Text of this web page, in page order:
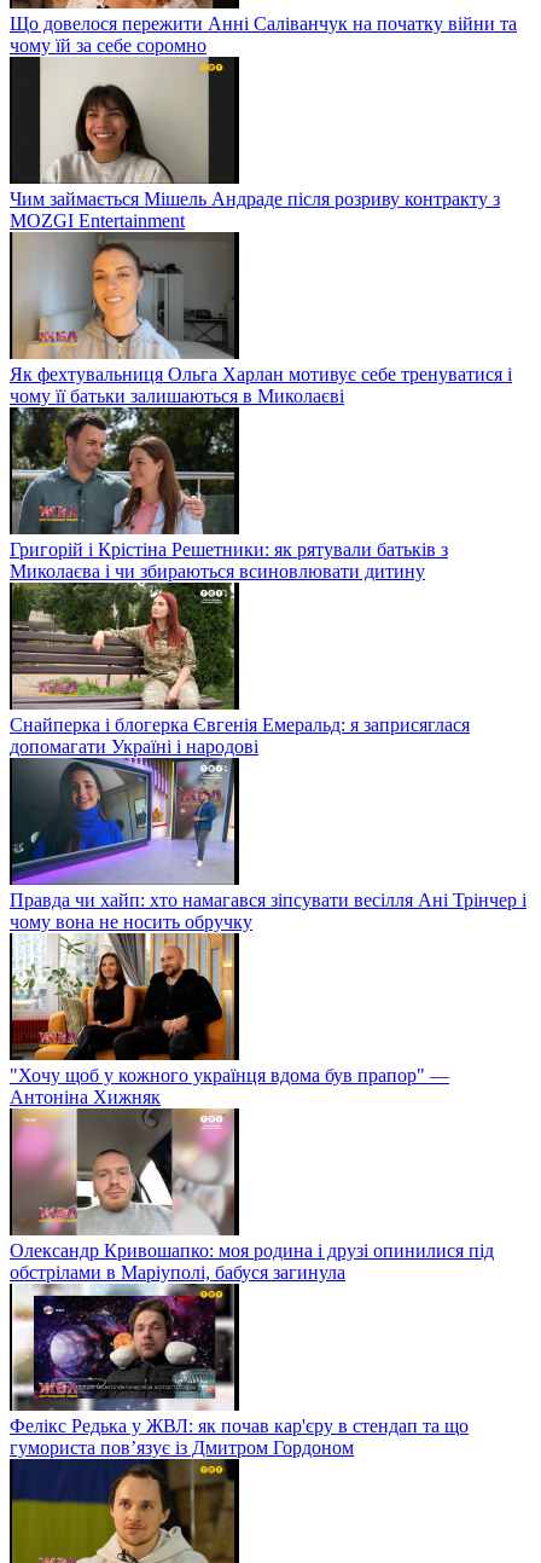
Що довелося пережити Анні Саліванчук на початку війни та
чому їй за себе соромно
Чим займається Мішель Андраде після розриву контракту з
MOZGI Entertainment
Як фехтувальниця Ольга Харлан мотивує себе тренуватися і
чому її батьки залишаються в Миколаєві
Григорій і Крістіна Решетники: як рятували батьків з
Миколаєва і чи збираються всиновлювати дитину
Снайперка і блогерка Євгенія Емеральд: я заприсяглася
допомагати Україні і народові
Правда чи хайп: хто намагався зіпсувати весілля Ані Трінчер і
чому вона не носить обручку
"Хочу щоб у кожного українця вдома був прапор" —
Антоніна Хижняк
Олександр Кривошапко: моя родина і друзі опинилися під
обстрілами в Маріуполі, бабуся загинула
Фелікс Редька у ЖВЛ: як почав кар'єру в стендап та що
гумориста пов’язує із Дмитром Гордоном